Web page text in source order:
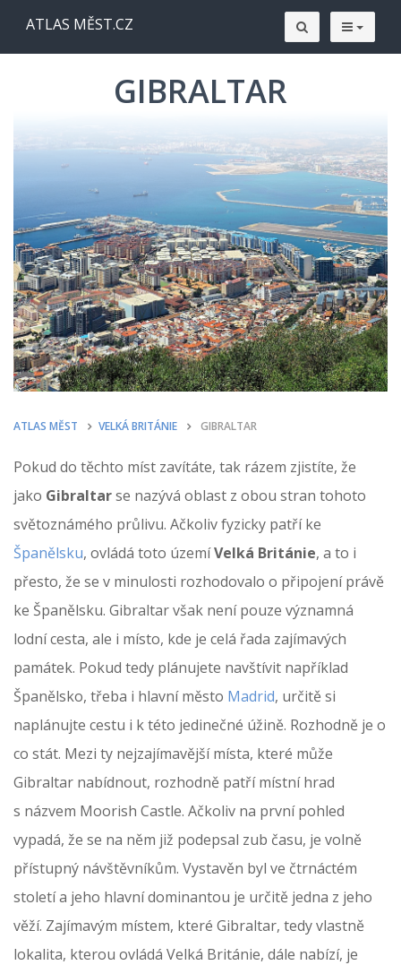
ATLAS MĚST.CZ
GIBRALTAR
ATLAS MĚST VELKÁ BRITÁNIE GIBRALTAR
Pokud do těchto míst zavítáte, tak rázem zjistíte, že
jako Gibraltarse nazývá oblast z obou stran tohoto
světoznámého průlivu. Ačkoliv fyzicky patří ke
Španělsku, ovládá toto územíVelká Británie, a to i
přesto, že se v minulosti rozhodovalo o připojení právě
ke Španělsku. Gibraltar však není pouze významná
lodní cesta, ale i místo, kde je celá řada zajímavých
památek. Pokud tedy plánujete navštívit například
Španělsko, třeba i hlavní město Madrid, určitě si
naplánujte cestu i k této jedinečné úžině. Rozhodně je o
co stát. Mezi ty nejzajímavější místa, které může
Gibraltar nabídnout, rozhodně patří místní hrad
s názvem Moorish Castle. Ačkoliv na první pohled
vypadá, že se na něm již podepsal zub času, je volně
přístupný návštěvníkům. Vystavěn byl ve čtrnáctém
století a jeho hlavní dominantou je určitě jedna z jeho
věží. Zajímavým místem, které Gibraltar, tedy vlastně
lokalita, kterou ovládá Velká Británie, dále nabízí, je